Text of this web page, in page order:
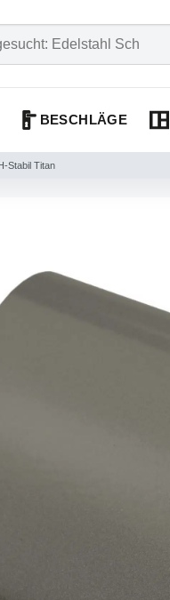
BESCHLÄGE
Stabil Titan